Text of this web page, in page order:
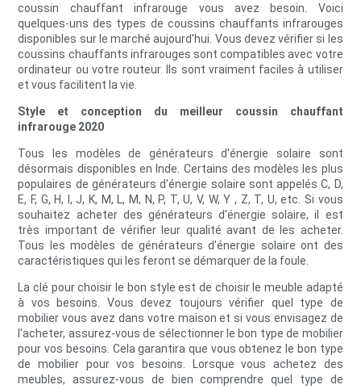
coussin chauffant infrarouge vous avez besoin. Voici
quelques-uns des types de coussins chauffants infrarouges
disponibles sur le marché aujourd'hui. Vous devez vérifier si les
coussins chauffants infrarouges sont compatibles avec votre
ordinateur ou votre routeur. Ils sont vraiment faciles à utiliser
et vous facilitent la vie.
Style et conception du meilleur coussin chauffant
infrarouge 2020
Tous les modèles de générateurs d'énergie solaire sont
désormais disponibles en Inde. Certains des modèles les plus
populaires de générateurs d'énergie solaire sont appelés C, D,
E, F, G, H, I, J, K, M, L, M, N, P, T, U, V, W, Y , Z, T, U, etc. Si vous
souhaitez acheter des générateurs d'énergie solaire, il est
très important de vérifier leur qualité avant de les acheter.
Tous les modèles de générateurs d'énergie solaire ont des
caractéristiques qui les feront se démarquer de la foule.
La clé pour choisir le bon style est de choisir le meuble adapté
à vos besoins. Vous devez toujours vérifier quel type de
mobilier vous avez dans votre maison et si vous envisagez de
l'acheter, assurez-vous de sélectionner le bon type de mobilier
pour vos besoins. Cela garantira que vous obtenez le bon type
de mobilier pour vos besoins. Lorsque vous achetez des
meubles, assurez-vous de bien comprendre quel type de